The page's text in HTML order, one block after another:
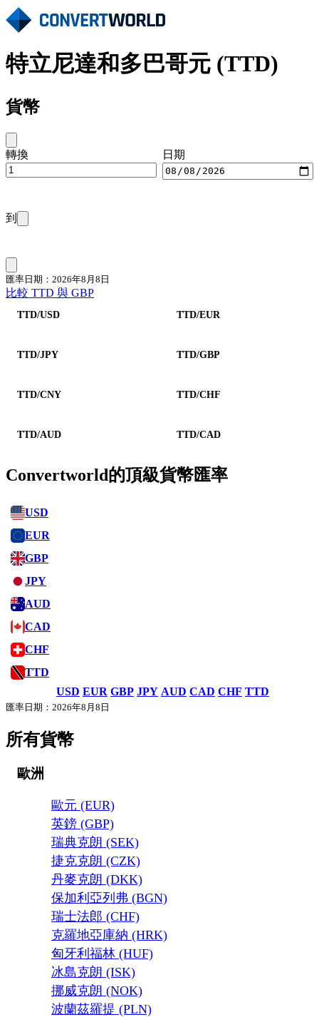
特立尼達和多巴哥元 (TTD)
貨幣
轉換 日期
到
匯率日期：2026年8月8日
比較 TTD 與 GBP
TTD/USD TTD/EUR
TTD/JPY TTD/GBP
TTD/CNY TTD/CHF
TTD/AUD TTD/CAD
Convertworld的頂級貨幣匯率
USD
EUR
GBP
JPY
AUD
CAD
CHF
TTD
USD EUR GBP JPY AUD CAD CHF TTD
匯率日期：2026年8月8日
所有貨幣
歐洲
歐元 (EUR)
英鎊 (GBP)
瑞典克朗 (SEK)
捷克克朗 (CZK)
丹麥克朗 (DKK)
保加利亞列弗 (BGN)
瑞士法郎 (CHF)
克羅地亞庫納 (HRK)
匈牙利福林 (HUF)
冰島克朗 (ISK)
挪威克朗 (NOK)
波蘭茲羅提 (PLN)